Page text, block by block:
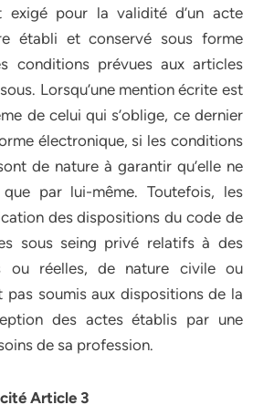
exigé pour la validité d’un acte
établi et conservé sous forme
conditions prévues aux articles
Lorsqu’une mention écrite est
de celui qui s’oblige, ce dernier
électronique, si les conditions
de nature à garantir qu’elle ne
par lui-même. Toutefois, les
des dispositions du code de
sous seing privé relatifs à des
ou réelles, de nature civile ou
pas soumis aux dispositions de la
des actes établis par une
de sa profession.
Article 3